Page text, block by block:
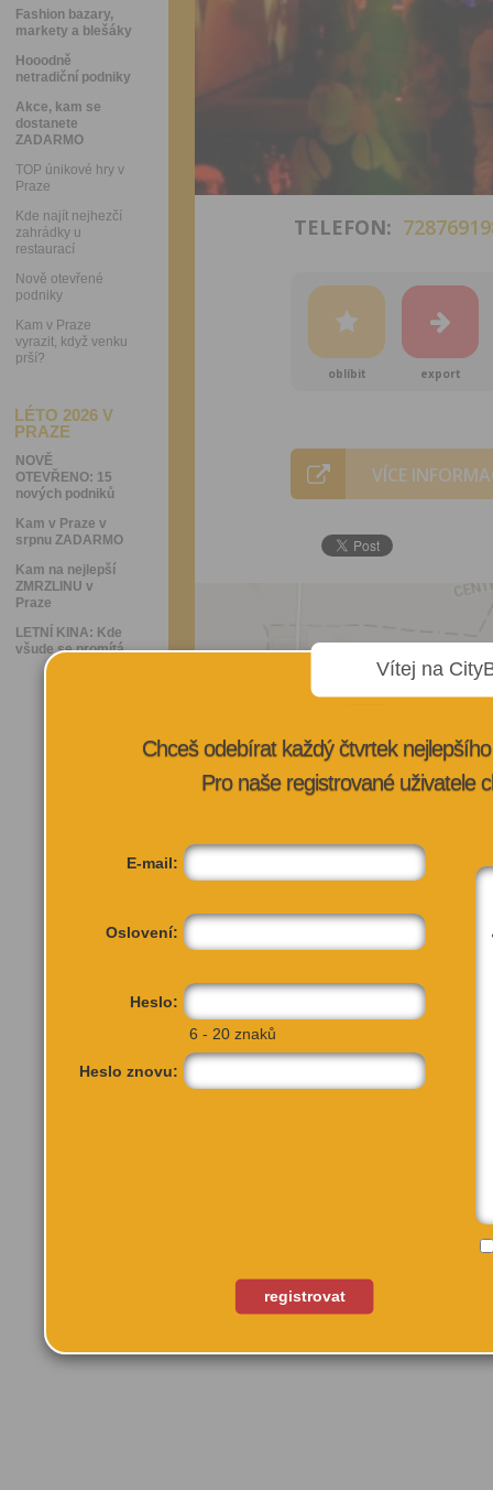
Fashion bazary,
markety a blešáky
Hooodně
netradiční podniky
Akce, kam se
dostanete
ZADARMO
TOP únikové hry v
Praze
Kde najít nejhezčí
zahrádky u
restaurací
Nově otevřené
podniky
Kam v Praze
vyrazit, když venku
prší?
LÉTO 2026 V
PRAZE
NOVĚ
OTEVŘENO: 15
nových podniků
Kam v Praze v
srpnu ZADARMO
Kam na nejlepší
ZMRZLINU v
Praze
LETNÍ KINA: Kde
všude se promítá
TELEFON:
oblíbit export
VÍCE
Také by tě mohlo
Vítej na
Chceš odebírat každý čtvrtek
Pro naše registrované uživatele
E-mail:
Oslovení:
Heslo:
6 - 20 znaků
Heslo znovu:
registrovat